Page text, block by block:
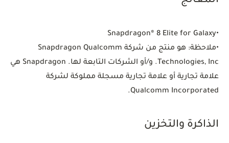
•
Snapdragon® 8 Elite for Galaxy
•
ملاحظة: هو منتج من شركة Snapdragon Qualcomm
Technologies, Inc. و/أو الشركات التابعة لها. Snapdragon هي
علامة تجارية أو علامة تجارية مسجلة مملوكة لشركة
Qualcomm Incorporated.
الذاكرة والتخزين